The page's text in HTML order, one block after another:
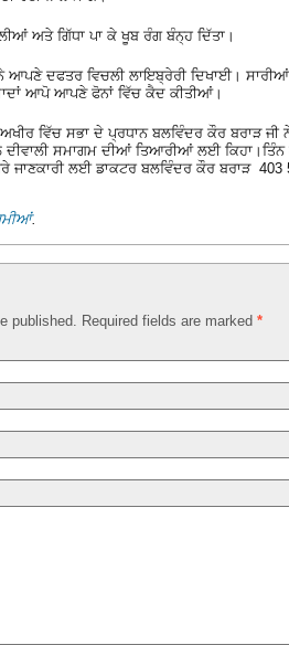
ਅਤੇ ਗਿੱਧਾ ਪਾ ਕੇ ਖੂਬ ਰੰਗ ਬੰਨ੍ਹ ਦਿੱਤਾ।
ਆਪਣੇ ਦਫਤਰ ਵਿਚਲੀ ਲਾਇਬ੍ਰੇਰੀ ਦਿਖਾਈ।
ਆਪੋ ਆਪਣੇ ਫੋਨਾਂ ਵਿੱਚ ਕੈਦ ਕੀਤੀਆਂ।
ਵਿੱਚ ਸਭਾ ਦੇ ਪ੍ਰਧਾਨ ਬਲਵਿੰਦਰ ਕੌਰ ਬਰਾੜ
ਸਮਾਗਮ ਦੀਆਂ ਤਿਆਰੀਆਂ ਲਈ
ਲਈ ਡਾਕਟਰ ਬਲਵਿੰਦਰ ਕੌਰ ਬਰਾੜ 403
.
published. Required fields are marked *